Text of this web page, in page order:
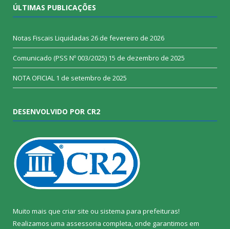
ÚLTIMAS PUBLICAÇÕES
Notas Fiscais Liquidadas 26 de fevereiro de 2026
Comunicado (PSS Nº 003/2025) 15 de dezembro de 2025
NOTA OFICIAL 1 de setembro de 2025
DESENVOLVIDO POR CR2
Muito mais que criar site ou sistema para prefeituras!
Realizamos uma assessoria completa, onde garantimos em